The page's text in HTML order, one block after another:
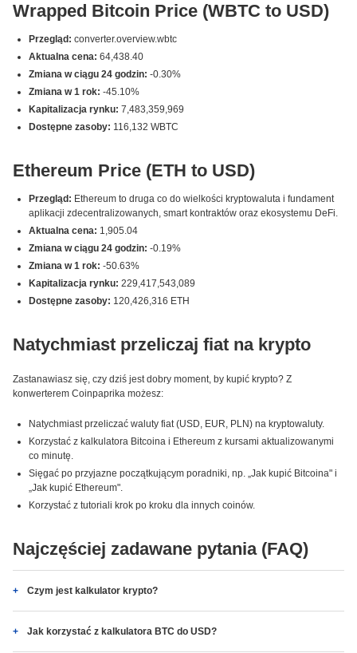
Wrapped Bitcoin Price (WBTC to USD)
Przegląd: converter.overview.wbtc
Aktualna cena: 64,438.40
Zmiana w ciągu 24 godzin: -0.30%
Zmiana w 1 rok: -45.10%
Kapitalizacja rynku: 7,483,359,969
Dostępne zasoby: 116,132 WBTC
Ethereum Price (ETH to USD)
Przegląd: Ethereum to druga co do wielkości kryptowaluta i fundament
aplikacji zdecentralizowanych, smart kontraktów oraz ekosystemu DeFi.
Aktualna cena: 1,905.04
Zmiana w ciągu 24 godzin: -0.19%
Zmiana w 1 rok: -50.63%
Kapitalizacja rynku: 229,417,543,089
Dostępne zasoby: 120,426,316 ETH
Natychmiast przeliczaj fiat na krypto
Zastanawiasz się, czy dziś jest dobry moment, by kupić krypto? Z
konwerterem Coinpaprika możesz:
Natychmiast przeliczać waluty fiat (USD, EUR, PLN) na kryptowaluty.
Korzystać z kalkulatora Bitcoina i Ethereum z kursami aktualizowanymi
co minutę.
Sięgać po przyjazne początkującym poradniki, np. „Jak kupić Bitcoina" i
„Jak kupić Ethereum".
Korzystać z tutoriali krok po kroku dla innych coinów.
Najczęściej zadawane pytania (FAQ)
Czym jest kalkulator krypto?
Jak korzystać z kalkulatora BTC do USD?